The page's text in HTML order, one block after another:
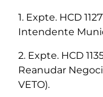
1. Expte. HCD
Intendente
2. Expte. HCD
Reanudar
VETO).